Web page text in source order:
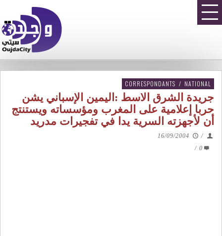
CORRESPONDANTS / NATIONAL
جريدة الشرق الاسط :اليمين الإسباني يشن
حربا إعلامية على المغرب ومؤسساته ويستنتج
أن لأجهزته السرية يدا في تفجيرات مدريد
/
16/09/2004
0
/